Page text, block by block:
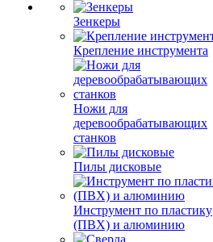
Зенкеры
Крепление инструмента
Ножи для
деревообрабатывающих
станков
Пилы дисковые
Инструмент по пластику
(ПВХ) и алюминию